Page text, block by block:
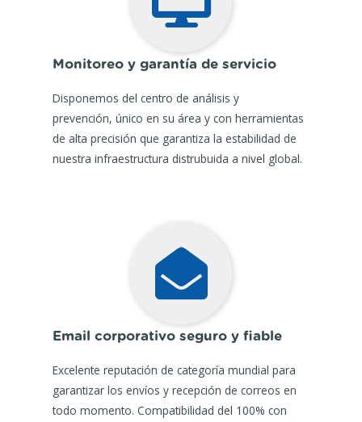
Monitoreo y garantía de servicio
Disponemos del centro de análisis y
prevención, único en su área y con herramientas
de alta precisión que garantiza la estabilidad de
nuestra infraestructura distrubuida a nivel global.
Email corporativo seguro y fiable
Excelente reputación de categoría mundial para
garantizar los envíos y recepción de correos en
todo momento. Compatibilidad del 100% con